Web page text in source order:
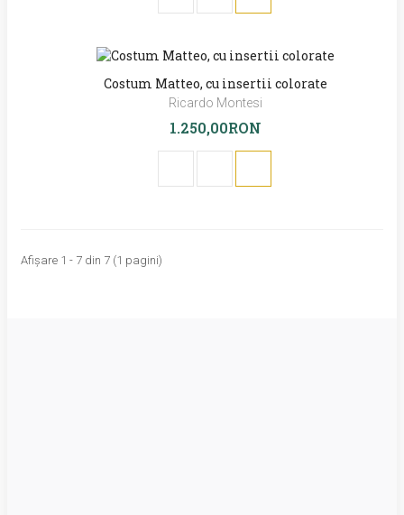
Costum Matteo, cu insertii colorate
Ricardo Montesi
1.250,00RON
Afişare 1 - 7 din 7 (1 pagini)